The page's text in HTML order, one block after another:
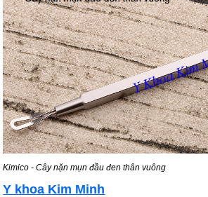
Kimico - Cây nặn mụn đầu đen thân vuông
Y khoa Kim Minh